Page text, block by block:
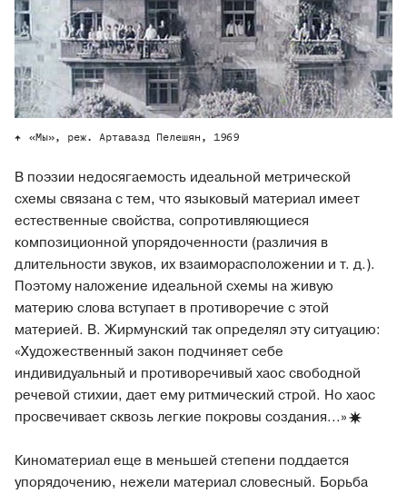
«Мы», реж. Артавазд Пелешян, 1969
В поэзии недосягаемость идеальной метрической
схемы связана с тем, что языковый материал имеет
естественные свойства, сопротивляющиеся
композиционной упорядоченности (различия в
длительности звуков, их взаиморасположении и т. д.).
Поэтому наложение идеальной схемы на живую
материю слова вступает в противоречие с этой
материей. В. Жирмунский так определял эту ситуацию:
«Художественный закон подчиняет себе
индивидуальный и противоречивый хаос свободной
речевой стихии, дает ему ритмический строй. Но хаос
просвечивает сквозь легкие покровы создания...»
Киноматериал еще в меньшей степени поддается
упорядочению, нежели материал словесный. Борьба